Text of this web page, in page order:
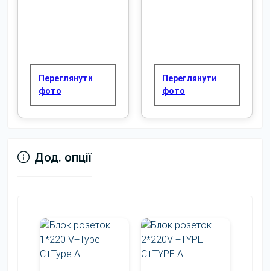
Переглянути
фото
Переглянути
фото
Дод. опції